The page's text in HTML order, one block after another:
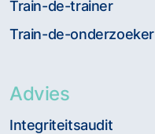
Train-de-trainer
Train-de-onderzoeker
Advies
Integriteitsaudit